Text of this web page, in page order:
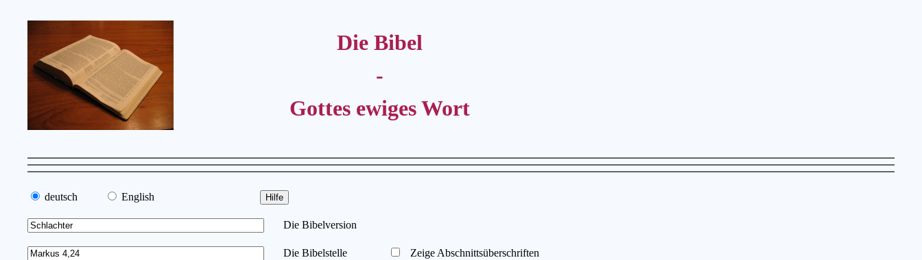
Die Bibel
-
Gottes ewiges Wort
deutsch English
Die Bibelversion
Die Bibelstelle Zeige Abschnittsüberschriften